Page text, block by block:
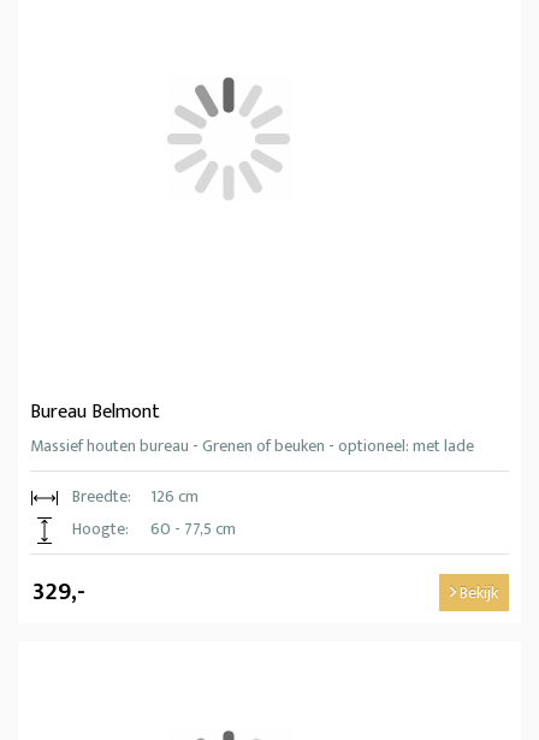
Bureau Belmont
Massief houten bureau - Grenen of beuken - optioneel: met lade
Breedte:
126 cm
Hoogte:
60 - 77,5 cm
329,- Bekijk